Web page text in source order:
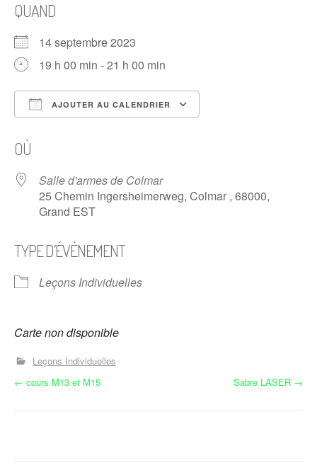
QUAND
14 septembre 2023
19 h 00 min - 21 h 00 min
AJOUTER AU CALENDRIER
OÙ
Salle d'armes de Colmar
25 Chemin Ingersheimerweg, Colmar , 68000,
Grand EST
TYPE D’ÉVÈNEMENT
Leçons Individuelles
Carte non disponible
Leçons Individuelles
N
← cours M13 et M15 Sabre LASER →